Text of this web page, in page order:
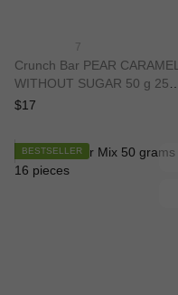
7
Crunch Bar PEAR CARAMEL
WITHOUT SUGAR 50 g 25%,
12 pieces
$17
BESTSELLER